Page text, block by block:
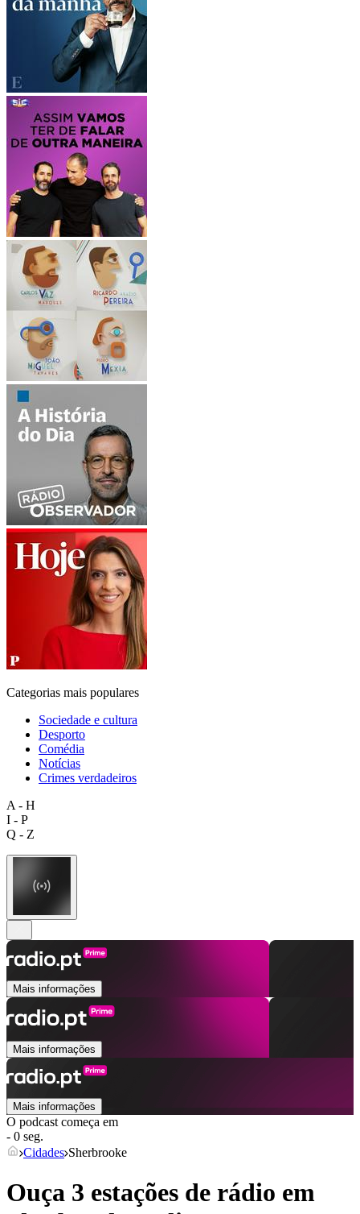
Categorias mais populares
Sociedade e cultura
Desporto
Comédia
Notícias
Crimes verdadeiros
A - H
I - P
Q - Z
Mais informações
Mais informações
Mais informações
O podcast começa em
- 0 seg.
Cidades Sherbrooke
Ouça 3 estações de rádio em